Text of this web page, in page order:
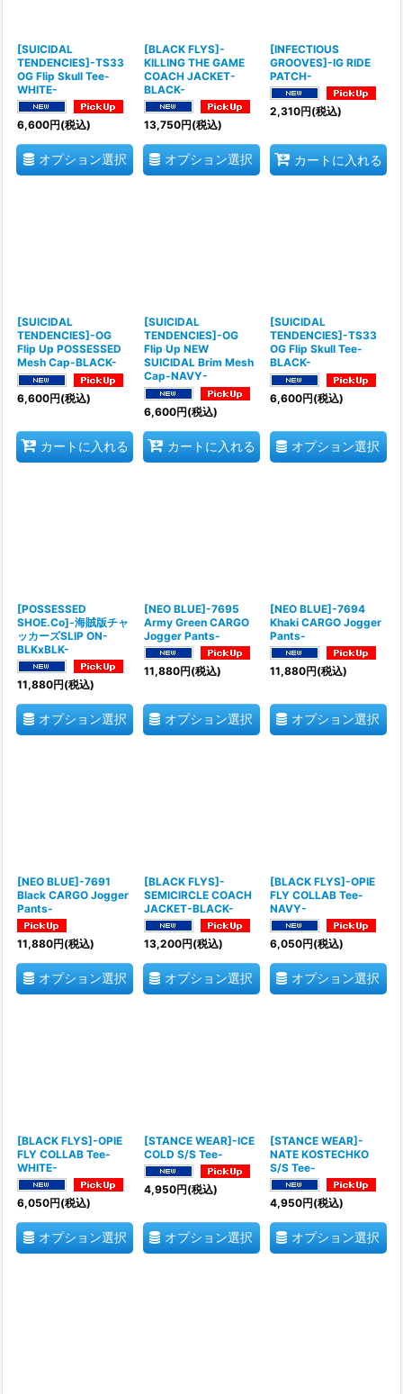
[SUICIDAL
TENDENCIES]-TS33
OG Flip Skull Tee-
WHITE-
6,600円(税込)
オプション選択
[BLACK FLYS]-
KILLING THE GAME
COACH JACKET-
BLACK-
13,750円(税込)
オプション選択
[INFECTIOUS
GROOVES]-IG RIDE
PATCH-
2,310円(税込)
カートに入れる
[SUICIDAL
TENDENCIES]-OG
Flip Up POSSESSED
Mesh Cap-BLACK-
6,600円(税込)
カートに入れる
[SUICIDAL
TENDENCIES]-OG
Flip Up NEW
SUICIDAL Brim Mesh
Cap-NAVY-
6,600円(税込)
カートに入れる
[SUICIDAL
TENDENCIES]-TS33
OG Flip Skull Tee-
BLACK-
6,600円(税込)
オプション選択
[POSSESSED
SHOE.Co]-海賊版チャ
ッカーズSLIP ON-
BLKxBLK-
11,880円(税込)
オプション選択
[NEO BLUE]-7695
Army Green CARGO
Jogger Pants-
11,880円(税込)
オプション選択
[NEO BLUE]-7694
Khaki CARGO Jogger
Pants-
11,880円(税込)
オプション選択
[NEO BLUE]-7691
Black CARGO Jogger
Pants-
11,880円(税込)
オプション選択
[BLACK FLYS]-
SEMICIRCLE COACH
JACKET-BLACK-
13,200円(税込)
オプション選択
[BLACK FLYS]-OPIE
FLY COLLAB Tee-
NAVY-
6,050円(税込)
オプション選択
[BLACK FLYS]-OPIE
FLY COLLAB Tee-
WHITE-
6,050円(税込)
オプション選択
[STANCE WEAR]-ICE
COLD S/S Tee-
4,950円(税込)
オプション選択
[STANCE WEAR]-
NATE KOSTECHKO
S/S Tee-
4,950円(税込)
オプション選択